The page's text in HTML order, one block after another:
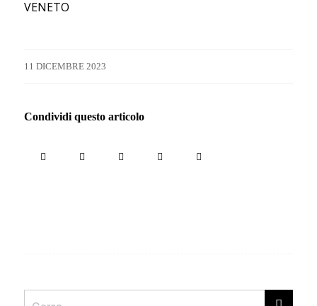
VENETO
11 DICEMBRE 2023
Condividi questo articolo